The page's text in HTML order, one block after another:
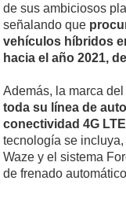
de sus ambiciosos
señalando que
vehículos híbridos
hacia el año 2021,
Además, la marca
toda su línea de
conectividad 4G LTE
tecnología se
Waze y el sistema
de frenado